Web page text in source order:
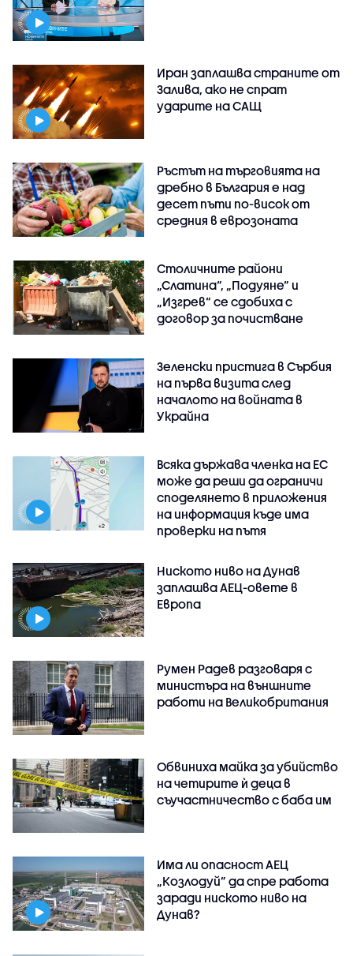
Иран заплашва страните от
Залива, ако не спрат
ударите на САЩ
Ръстът на търговията на
дребно в България е над
десет пъти по-висок от
средния в еврозоната
Столичните райони
„Слатина“, „Подуяне“ и
„Изгрев“ се сдобиха с
договор за почистване
Зеленски пристига в Сърбия
на първа визита след
началото на войната в
Украйна
Всяка държава членка на ЕС
може да реши да ограничи
споделянето в приложения
на информация къде има
проверки на пътя
Ниското ниво на Дунав
заплашва АЕЦ-овете в
Европа
Румен Радев разговаря с
министъра на външните
работи на Великобритания
Обвиниха майка за убийство
на четирите ѝ деца в
съучастничество с баба им
Има ли опасност АЕЦ
„Козлодуй” да спре работа
заради ниското ниво на
Дунав?